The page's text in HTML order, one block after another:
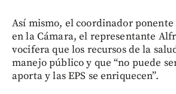
Así mismo, el coordinador ponente
en la Cámara, el representante
vocifera que los recursos de la
manejo público y que “no puede
aporta y las EPS se enriquecen”.